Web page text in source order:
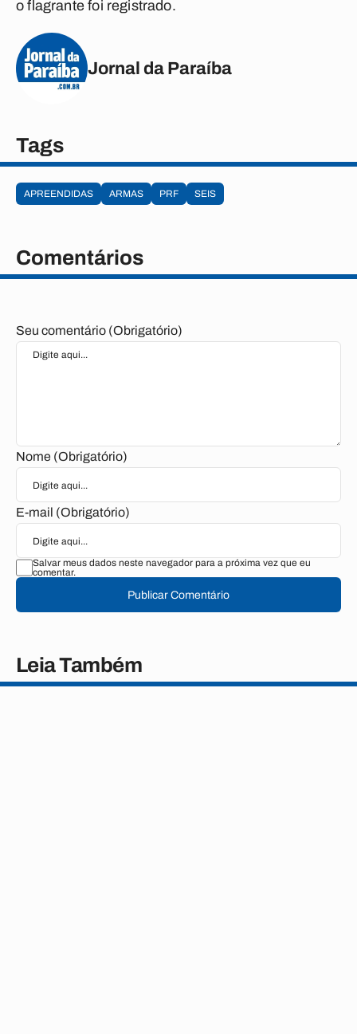
o flagrante foi registrado.
Jornal da Paraíba
Tags
APREENDIDAS ARMAS PRF SEIS
Comentários
Seu comentário (Obrigatório)
Nome (Obrigatório)
E-mail (Obrigatório)
Salvar meus dados neste navegador para a próxima vez que eu
comentar.
Publicar Comentário
Leia Também